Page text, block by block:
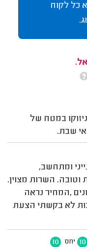
כל לקוח
במטח של
שבת.
ומתחשב,
וטובה. השרות מצוין.
,המחיר נראה
לא בקשתי הצעת
10 יחס 10